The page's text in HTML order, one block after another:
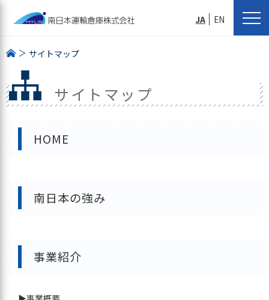
JA EN
サイトマップ
サイトマップ
HOME
南日本の強み
事業紹介